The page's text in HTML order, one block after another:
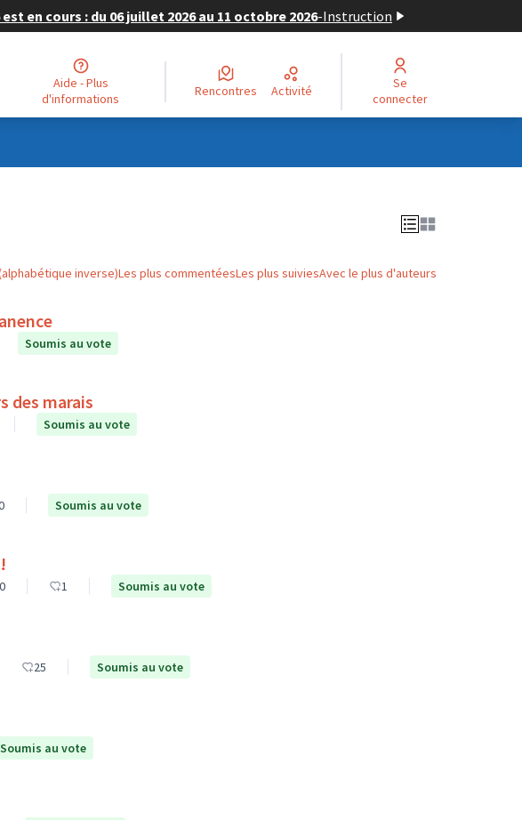
en cours : du 06 juillet 2026 au 11 octobre 2026-Instruction
Aide - Plus
d'informations
Rencontres Activité
Se
connecter
inverse)Les plus commentéesLes plus suiviesAvec le plus d'auteurs
Soumis au vote
des marais
Soumis au vote
Soumis au vote
0 1 Soumis au vote
25 Soumis au vote
Soumis au vote